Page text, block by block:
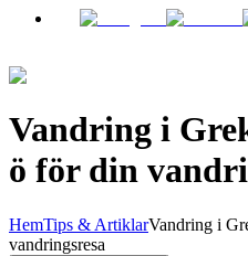
Vandring i
ö för din
HemTips & ArtiklarVandring i
vandringsresa